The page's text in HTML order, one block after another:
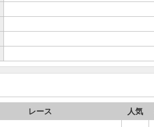
レース 人気